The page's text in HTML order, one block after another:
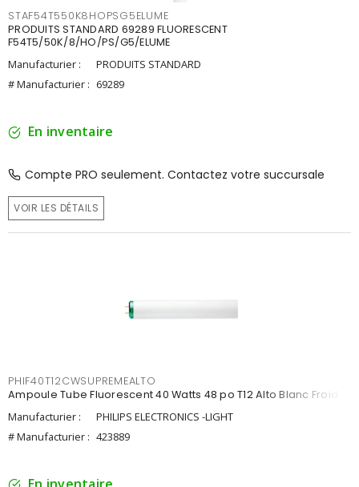
STAF54T550K8HOPSG5ELUME
PRODUITS STANDARD 69289 FLUORESCENT
F54T5/50K/8/HO/PS/G5/ELUME
Manufacturier :
PRODUITS STANDARD
# Manufacturier : 69289
En inventaire
Compte PRO seulement. Contactez votre succursale
VOIR LES DÉTAILS
PHIF40T12CWSUPREMEALTO
Ampoule Tube Fluorescent 40 Watts 48 po T12 Alto Blanc Froid
Manufacturier :
PHILIPS ELECTRONICS -LIGHT
# Manufacturier : 423889